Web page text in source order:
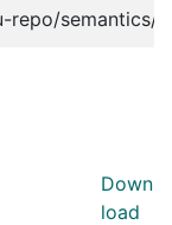
repo/semantics/
Down
load